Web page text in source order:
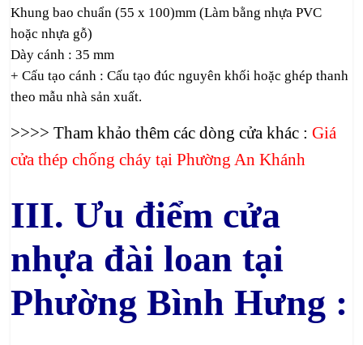
Khung bao chuẩn (55 x 100)mm (Làm bằng nhựa PVC
hoặc nhựa gỗ)
Dày cánh : 35 mm
+ Cấu tạo cánh : Cấu tạo đúc nguyên khối hoặc ghép thanh
theo mẫu nhà sản xuất.
>>>> Tham khảo thêm các dòng cửa khác :Giá
cửa thép chống cháy tại Phường An Khánh
III. Ưu điểm cửa
nhựa đài loan tại
Phường Bình Hưng :